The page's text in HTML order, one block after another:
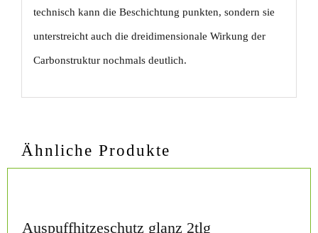
technisch kann die Beschichtung punkten, sondern sie
unterstreicht auch die dreidimensionale Wirkung der
Carbonstruktur nochmals deutlich.
Ähnliche Produkte
Auspuffhitzeschutz glanz 2tlg